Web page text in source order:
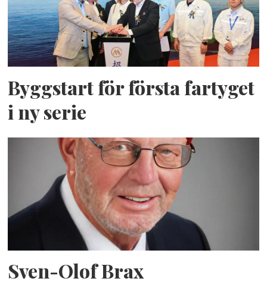
Byggstart för första fartyget
i ny serie
Sven-Olof Brax